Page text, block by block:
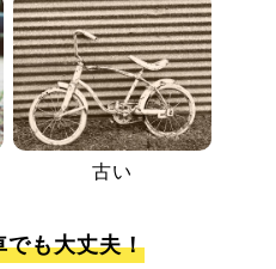
古い
でも大丈夫！